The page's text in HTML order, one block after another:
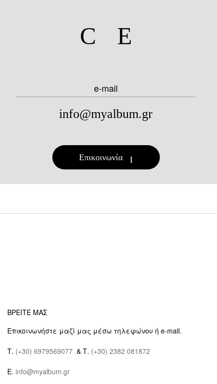
e-mail
info@myalbum.gr
Επικοινωνία
ΒΡΕΙΤΕ ΜΑΣ
Επικοινωνήστε μαζί μας μέσω τηλεφώνου ή e-mail.
Τ. (+30) 6979569077 & Τ. (+30) 2382 081872
E. info@myalbum.gr